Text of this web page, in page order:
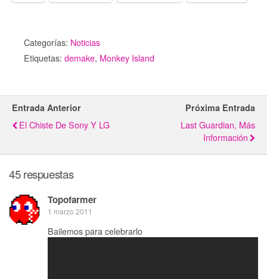
Categorías: Noticias
Etiquetas: demake, Monkey Island
Entrada Anterior
El Chiste De Sony Y LG
Próxima Entrada
Last Guardian, Más
Información
45 respuestas
Topofarmer
1 marzo 2011
Bailemos para celebrarlo